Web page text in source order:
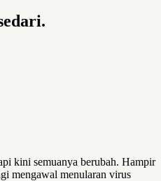
kini semuanya berubah. Hampir
mengawal menularan virus